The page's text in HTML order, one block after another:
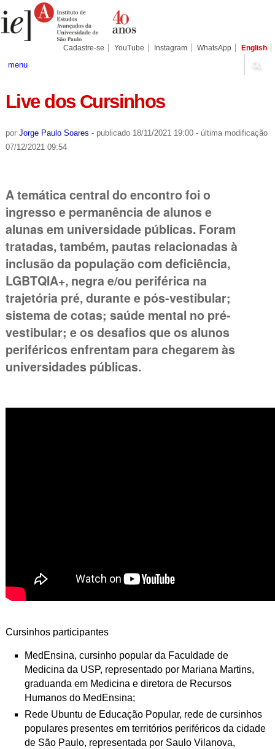
para
conteúdo.
Pessoais
Cadastre-se YouTube Instagram WhatsApp English
menu
Live dos Cursinhos
por Jorge Paulo Soares - publicado18/11/2021 19:00 - última modificação
07/12/2021 09:54
A temática central do encontro foi o
ingresso e permanência de alunos e
alunas em universidade públicas. Foram
tratadas, também, pautas relacionadas à
inclusão da população com deficiência,
LGBTQIA+, negra e/ou periférica na
trajetória pré, durante e pós-vestibular;
sistema de cotas; saúde mental no pré-
vestibular; e os desafios que os alunos
periféricos enfrentam para chegarem às
universidades públicas.
Cursinhos participantes
MedEnsina, cursinho popular da Faculdade de
Medicina da USP, representado por Mariana Martins,
graduanda em Medicina e diretora de Recursos
Humanos do MedEnsina;
Rede Ubuntu de Educação Popular, rede de cursinhos
populares presentes em territórios periféricos da cidade
de São Paulo, representada por Saulo Vilanova,